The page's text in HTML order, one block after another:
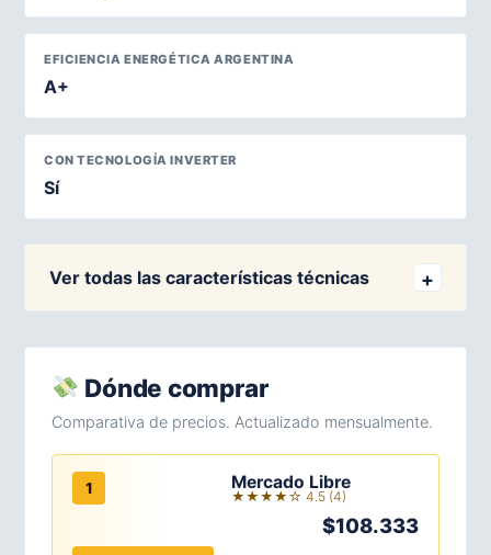
EFICIENCIA ENERGÉTICA ARGENTINA
A+
CON TECNOLOGÍA INVERTER
Sí
Ver todas las características técnicas
Dónde comprar
Comparativa de precios. Actualizado mensualmente.
1 Mercado Libre
★★★★☆ 4.5 (4)
$108.333